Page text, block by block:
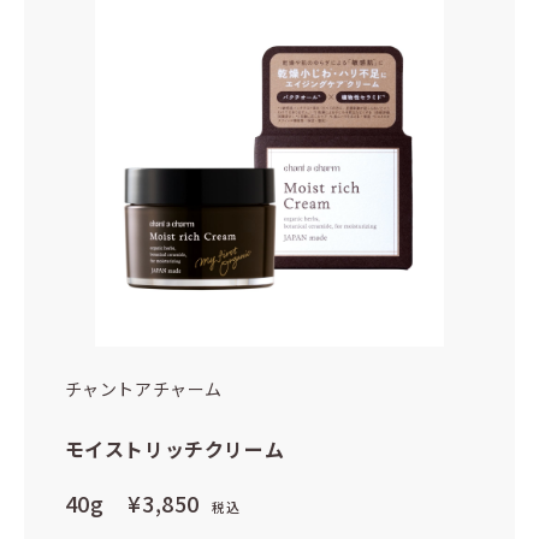
チャントアチャーム
モイストリッチクリーム
40g ¥3,850 税込